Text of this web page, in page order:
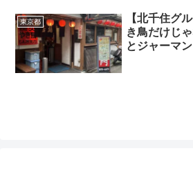
東京都
【北千住グ
き鳥だけじ
とジャーマ